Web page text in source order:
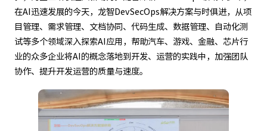
在AI迅速发展的今天，龙智DevSecOps解决方案与时俱进，从项
目管理、需求管理、文档协同、代码生成、数据管理、自动化测
试等多个领域深入探索AI应用，帮助汽车、游戏、金融、芯片行
业的众多企业将AI的概念落地到开发、运营的实践中，加强团队
协作、提升开发运营的质量与速度。